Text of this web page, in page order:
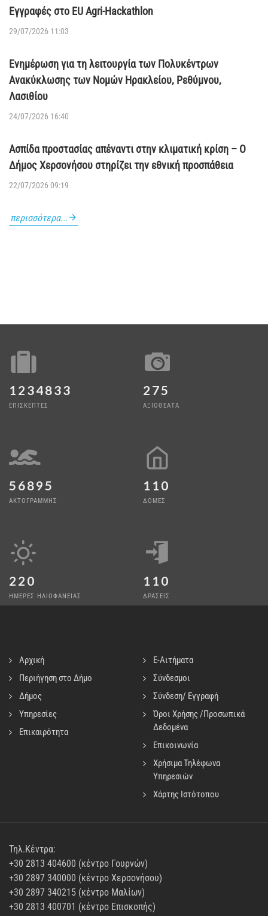
Εγγραφές στο EU Agri-Hackathlon
29/07/2026 11:03
Ενημέρωση για τη λειτουργία των Πολυκέντρων
Ανακύκλωσης των Νομών Ηρακλείου, Ρεθύμνου,
Λασιθίου
24/07/2026 16:40
Ασπίδα προστασίας απέναντι στην κλιματική κρίση – Ο
Δήμος Χερσονήσου στηρίζει την εθνική προσπάθεια
22/07/2026 09:19
περισσότερα...
1234833
ΕΠΙΣΚΕΠΤΕΣ
275
ΑΞΙΟΘΕΑΤΑ
56895
ΑΚΤΟΓΡΑΜΜΗΣ
110
ΔΟΜΕΣ
220
ΗΜΕΡΕΣ ΗΛΙΟΦΑΝΕΙΑΣ
110
ΔΡΑΣΕΙΣ
Αρχική
Περιήγηση στο Δήμο
Δήμος
Υπηρεσίες
Επικαιρότητα
E-Αιτήματα
Σύνδεσμοι
Σύνδεση/ Εγγραφή
Όροι Χρήσης /Προσωπικά
Δεδομένα
Επικοινωνία
Χρήσιμα Τηλέφωνα
Υπηρεσιών
Χάρτης Ιστότοπου
Τηλ.Κέντρα:
+30 2813 404600 (κέντρο Γουρνών)
+30 2897 340000 (κέντρο Χερσονήσου)
+30 2897 340215 (κέντρο Μαλίων)
+30 2813 400701 (κέντρο Επισκοπής)